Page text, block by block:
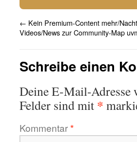
← Kein Premium-Content mehr/
Videos/News zur Community-Map
Schreibe einen
Deine E-Mail-
Felder sind mit *
Kommentar*